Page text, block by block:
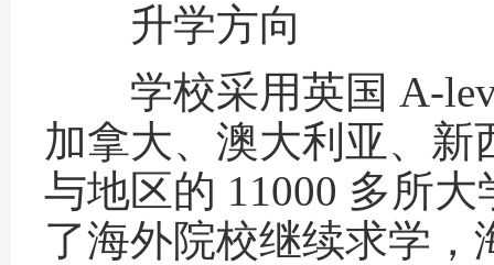
升学方向
学校采用英国 A-
加拿大、澳大利亚、新
与地区的 11000 多所
了海外院校继续求学，